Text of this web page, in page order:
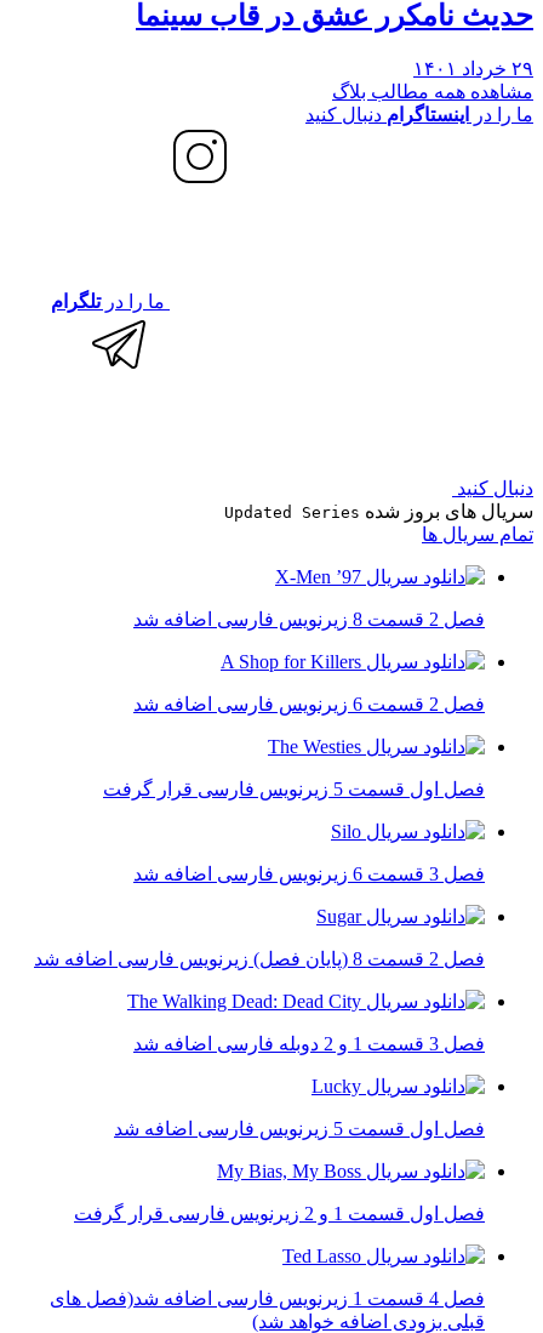
حدیث نامکرر عشق در قاب سینما
۲۹ خرداد ۱۴۰۱
مشاهده همه مطالب بلاگ
ما را در
اینستاگرام دنبال کنید
ما را درتلگرام
دنبال کنید
سریال های بروز شده Updated Series
تمام سریال ها
فصل 2 قسمت 8 زیرنویس فارسی اضافه شد
فصل 2 قسمت 6 زیرنویس فارسی اضافه شد
فصل اول قسمت 5 زیرنویس فارسی قرار گرفت
فصل 3 قسمت 6 زیرنویس فارسی اضافه شد
فصل 2 قسمت 8 (پایان فصل) زیرنویس فارسی اضافه شد
فصل 3 قسمت 1 و 2 دوبله فارسی اضافه شد
فصل اول قسمت 5 زیرنویس فارسی اضافه شد
فصل اول قسمت 1 و 2 زیرنویس فارسی قرار گرفت
فصل 4 قسمت 1 زیرنویس فارسی اضافه شد(فصل های
قبلی بزودی اضافه خواهد شد)